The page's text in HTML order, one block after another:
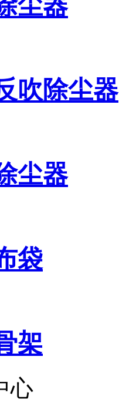
尘器
吹除尘器
尘器
袋
架
心